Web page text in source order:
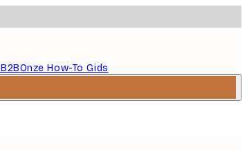
B2BOnze How-To Gids